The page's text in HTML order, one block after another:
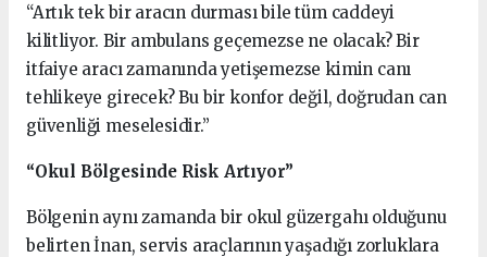
“Artık tek bir aracın durması bile tüm caddeyi
kilitliyor. Bir ambulans geçemezse ne olacak? Bir
itfaiye aracı zamanında yetişemezse kimin canı
tehlikeye girecek? Bu bir konfor değil, doğrudan can
güvenliği meselesidir.”
“Okul Bölgesinde Risk Artıyor”
Bölgenin aynı zamanda bir okul güzergahı olduğunu
belirten İnan, servis araçlarının yaşadığı zorluklara